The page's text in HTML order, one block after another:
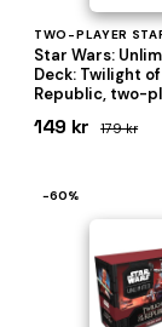
TWO-PLAYER
Star Wars:
Deck: Twilight
Republic, two-
149 kr 179 kr
−60%